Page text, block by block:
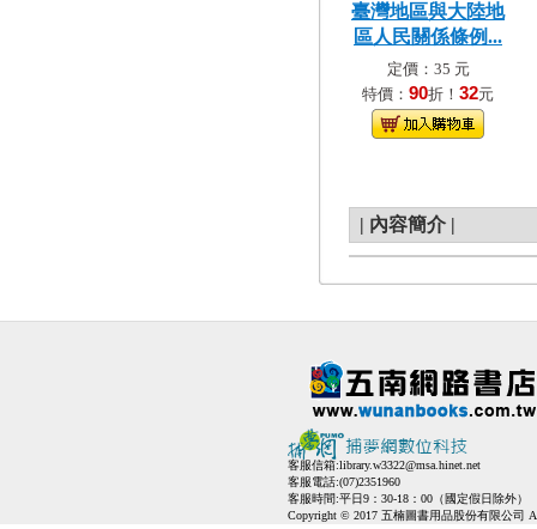
臺灣地區與大陸地
區人民關係條例...
定價：35 元
特價： 90折！ 32元
| 內容簡介 |
客服信箱:library.w3322@msa.hinet.net
客服電話:(07)2351960
客服時間:平日9：30-18：00（國定假日除外）
Copyright © 2017 五楠圖書用品股份有限公司